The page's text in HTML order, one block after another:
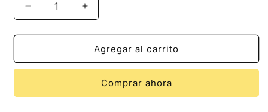
Reducir
cantidad
para
Lipa
Aumentar
cantidad
para
Dua
Lipa
Agregar al carrito
Comprar ahora